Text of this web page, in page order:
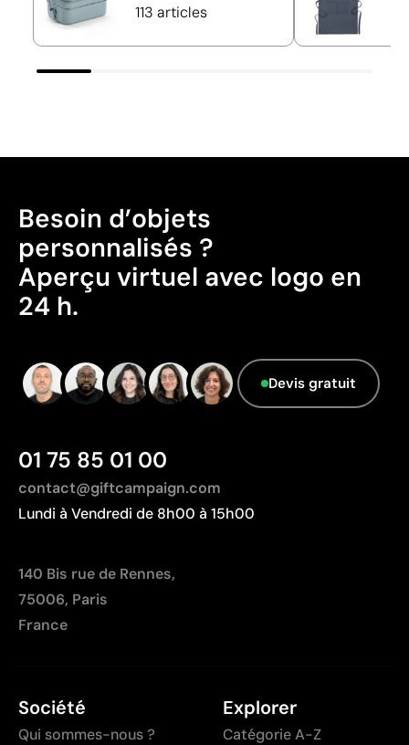
113 articles
Besoin d’objets
personnalisés ?
Aperçu virtuel avec logo en
24 h.
Devis gratuit
01 75 85 01 00
contact@giftcampaign.com
Lundi à Vendredi de 8h00 à 15h00
140 Bis rue de Rennes,
75006, Paris
France
Société
Qui sommes-nous ?
Explorer
Catégorie A-Z